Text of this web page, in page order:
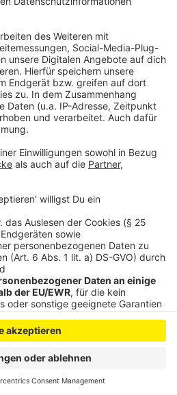
und
Trainer Christoph Daum
Leverkusen auf dem Weg